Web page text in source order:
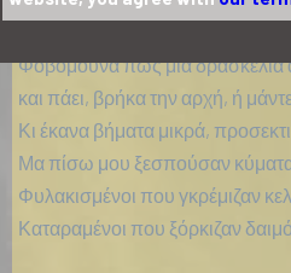
Φοβόμουνα πως μια δρασκελιά
και πάει, βρήκα την αρχή, ή
Κι έκανα βήματα μικρά,
Μα πίσω μου ξεσπούσαν
Φυλακισμένοι που γκρέμιζαν
Καταραμένοι που ξόρκιζαν